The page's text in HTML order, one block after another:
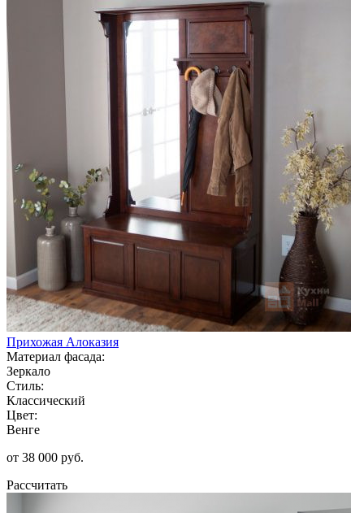
Прихожая Алоказия
Материал фасада:
Зеркало
Стиль:
Классический
Цвет:
Венге
от 38 000 руб.
Рассчитать